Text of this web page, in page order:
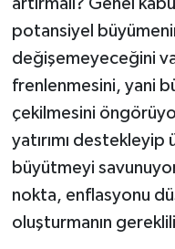
artırmalı? Genel
potansiyel
değişemeyeceğini
frenlenmesini, yani
çekilmesini
yatırımı
büyütmeyi
nokta, enflasyonu
oluşturmanın